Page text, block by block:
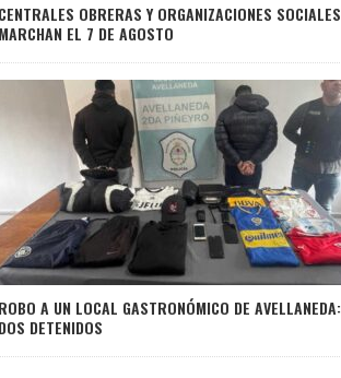
CENTRALES OBRERAS Y ORGANIZACIONES SOCIALES
MARCHAN EL 7 DE AGOSTO
ROBO A UN LOCAL GASTRONÓMICO DE AVELLANEDA:
DOS DETENIDOS